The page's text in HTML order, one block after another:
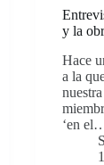
y la
Hace
a la
‘en